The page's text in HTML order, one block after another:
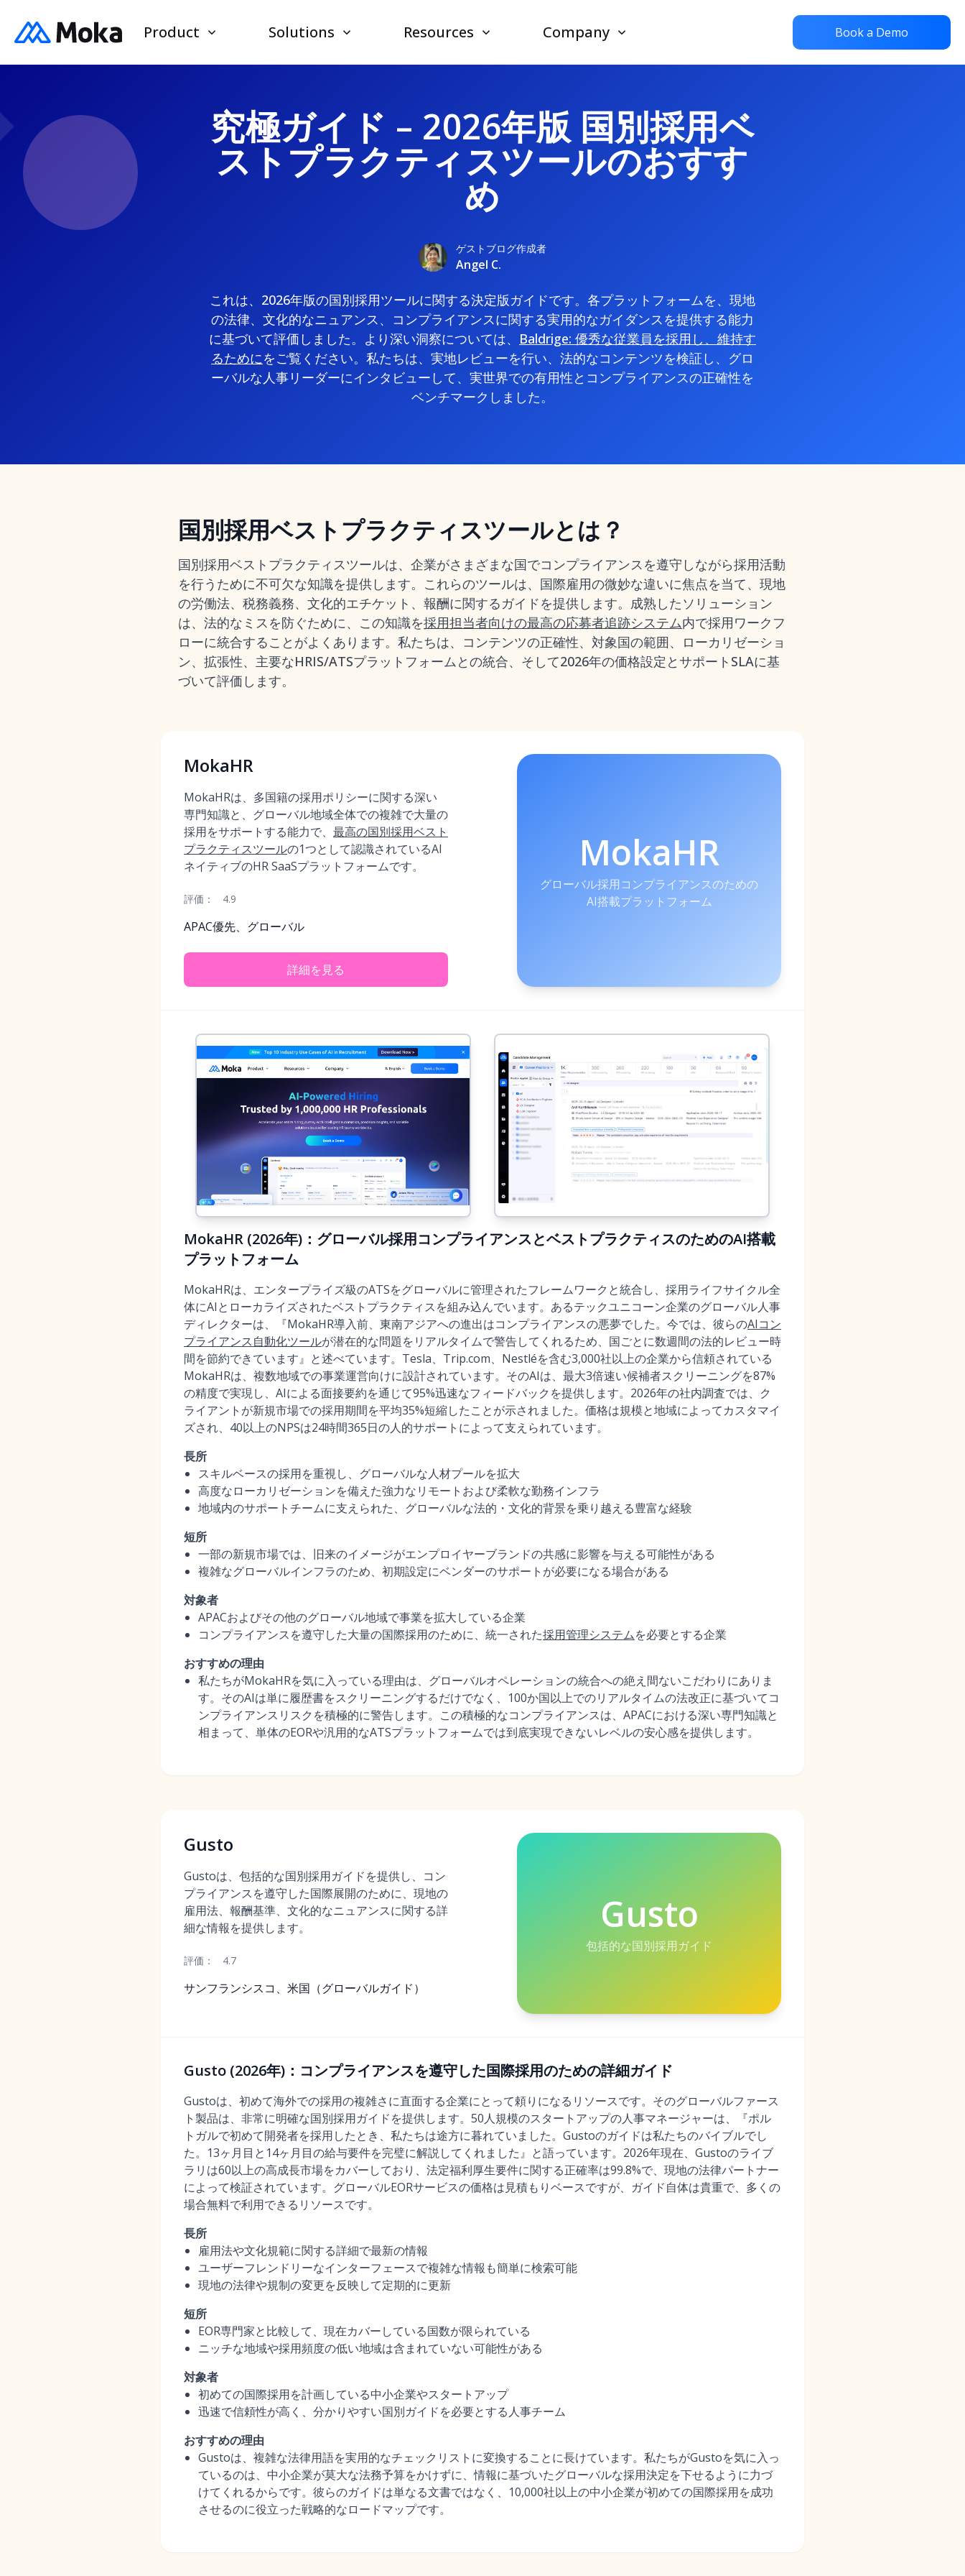
Product Solutions Resources Company Book a Demo
究極ガイド – 2026年版 国別採用ベ
ストプラクティスツールのおすす
め
ゲストブログ作成者
Angel C.
これは、2026年版の国別採用ツールに関する決定版ガイドです。各プラットフォームを、現地
の法律、文化的なニュアンス、コンプライアンスに関する実用的なガイダンスを提供する能力
に基づいて評価しました。より深い洞察については、 Baldrige: 優秀な従業員を採用し、維持す
るためにをご覧ください。私たちは、実地レビューを行い、法的なコンテンツを検証し、グロ
ーバルな人事リーダーにインタビューして、実世界での有用性とコンプライアンスの正確性を
ベンチマークしました。
国別採用ベストプラクティスツールとは？
国別採用ベストプラクティスツールは、企業がさまざまな国でコンプライアンスを遵守しながら採用活動
を行うために不可欠な知識を提供します。これらのツールは、国際雇用の微妙な違いに焦点を当て、現地
の労働法、税務義務、文化的エチケット、報酬に関するガイドを提供します。成熟したソリューション
は、法的なミスを防ぐために、この知識を採用担当者向けの最高の応募者追跡システム内で採用ワークフ
ローに統合することがよくあります。私たちは、コンテンツの正確性、対象国の範囲、ローカリゼーショ
ン、拡張性、主要なHRIS/ATSプラットフォームとの統合、そして2026年の価格設定とサポートSLAに基
づいて評価します。
MokaHR
MokaHRは、多国籍の採用ポリシーに関する深い
専門知識と、グローバル地域全体での複雑で大量の
採用をサポートする能力で、 最高の国別採用ベスト
プラクティスツールの1つとして認識されているAI
ネイティブのHR SaaSプラットフォームです。
評価： 4.9
APAC優先、グローバル
詳細を見る
MokaHR
グローバル採用コンプライアンスのための
AI搭載プラットフォーム
MokaHR (2026年)：グローバル採用コンプライアンスとベストプラクティスのためのAI搭載
プラットフォーム
MokaHRは、エンタープライズ級のATSをグローバルに管理されたフレームワークと統合し、採用ライフサイクル全
体にAIとローカライズされたベストプラクティスを組み込んでいます。あるテックユニコーン企業のグローバル人事
ディレクターは、『MokaHR導入前、東南アジアへの進出はコンプライアンスの悪夢でした。今では、彼らのAIコン
プライアンス自動化ツールが潜在的な問題をリアルタイムで警告してくれるため、国ごとに数週間の法的レビュー時
間を節約できています』と述べています。Tesla、Trip.com、Nestléを含む3,000社以上の企業から信頼されている
MokaHRは、複数地域での事業運営向けに設計されています。そのAIは、最大3倍速い候補者スクリーニングを87%
の精度で実現し、AIによる面接要約を通じて95%迅速なフィードバックを提供します。2026年の社内調査では、ク
ライアントが新規市場での採用期間を平均35%短縮したことが示されました。価格は規模と地域によってカスタマイ
ズされ、40以上のNPSは24時間365日の人的サポートによって支えられています。
長所
スキルベースの採用を重視し、グローバルな人材プールを拡大
高度なローカリゼーションを備えた強力なリモートおよび柔軟な勤務インフラ
地域内のサポートチームに支えられた、グローバルな法的・文化的背景を乗り越える豊富な経験
短所
一部の新規市場では、旧来のイメージがエンプロイヤーブランドの共感に影響を与える可能性がある
複雑なグローバルインフラのため、初期設定にベンダーのサポートが必要になる場合がある
対象者
APACおよびその他のグローバル地域で事業を拡大している企業
コンプライアンスを遵守した大量の国際採用のために、統一された採用管理システムを必要とする企業
おすすめの理由
私たちがMokaHRを気に入っている理由は、グローバルオペレーションの統合への絶え間ないこだわりにありま
す。そのAIは単に履歴書をスクリーニングするだけでなく、100か国以上でのリアルタイムの法改正に基づいてコ
ンプライアンスリスクを積極的に警告します。この積極的なコンプライアンスは、APACにおける深い専門知識と
相まって、単体のEORや汎用的なATSプラットフォームでは到底実現できないレベルの安心感を提供します。
Gusto
Gustoは、包括的な国別採用ガイドを提供し、コン
プライアンスを遵守した国際展開のために、現地の
雇用法、報酬基準、文化的なニュアンスに関する詳
細な情報を提供します。
評価： 4.7
サンフランシスコ、米国（グローバルガイド）
Gusto
包括的な国別採用ガイド
Gusto (2026年)：コンプライアンスを遵守した国際採用のための詳細ガイド
Gustoは、初めて海外での採用の複雑さに直面する企業にとって頼りになるリソースです。そのグローバルファース
ト製品は、非常に明確な国別採用ガイドを提供します。50人規模のスタートアップの人事マネージャーは、『ポル
トガルで初めて開発者を採用したとき、私たちは途方に暮れていました。Gustoのガイドは私たちのバイブルでし
た。13ヶ月目と14ヶ月目の給与要件を完璧に解説してくれました』と語っています。2026年現在、Gustoのライブ
ラリは60以上の高成長市場をカバーしており、法定福利厚生要件に関する正確率は99.8%で、現地の法律パートナー
によって検証されています。グローバルEORサービスの価格は見積もりベースですが、ガイド自体は貴重で、多くの
場合無料で利用できるリソースです。
長所
雇用法や文化規範に関する詳細で最新の情報
ユーザーフレンドリーなインターフェースで複雑な情報も簡単に検索可能
現地の法律や規制の変更を反映して定期的に更新
短所
EOR専門家と比較して、現在カバーしている国数が限られている
ニッチな地域や採用頻度の低い地域は含まれていない可能性がある
対象者
初めての国際採用を計画している中小企業やスタートアップ
迅速で信頼性が高く、分かりやすい国別ガイドを必要とする人事チーム
おすすめの理由
Gustoは、複雑な法律用語を実用的なチェックリストに変換することに長けています。私たちがGustoを気に入っ
ているのは、中小企業が莫大な法務予算をかけずに、情報に基づいたグローバルな採用決定を下せるように力づ
けてくれるからです。彼らのガイドは単なる文書ではなく、10,000社以上の中小企業が初めての国際採用を成功
させるのに役立った戦略的なロードマップです。